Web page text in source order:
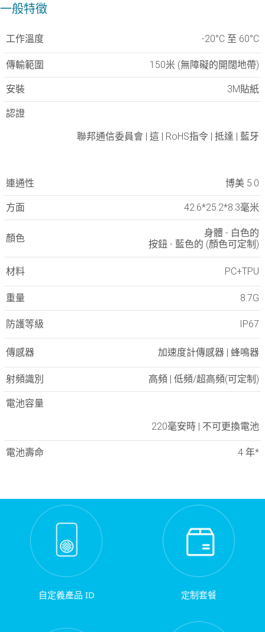
一般特徵
工作溫度 -20°C 至 60°C
傳輸範圍 150米 (無障礙的開闊地帶)
安裝 3M貼紙
認證
聯邦通信委員會 | 這 | RoHS指令 | 抵達 | 藍牙
連通性 博美 5.0
方面 42.6*25.2*8.3毫米
顏色
身體 - 白色的
按鈕 - 藍色的 (顏色可定制)
材料 PC+TPU
重量 8.7G
防護等級 IP67
傳感器 加速度計傳感器 | 蜂鳴器
射頻識別 高頻 | 低頻/超高頻(可定制)
電池容量
220毫安時 | 不可更換電池
電池壽命 4 年*
自定義產品 ID 定制套餐